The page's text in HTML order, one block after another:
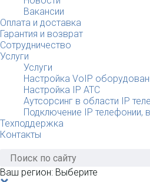
Вакансии
Оплата и доставка
Гарантия и возврат
Сотрудничество
Услуги
Услуги
Настройка VoIP
Настройка IP АТС
Аутсорсинг в области IP
Подключение IP телефонии,
Техподдержка
Контакты
Ваш регион: Выберите